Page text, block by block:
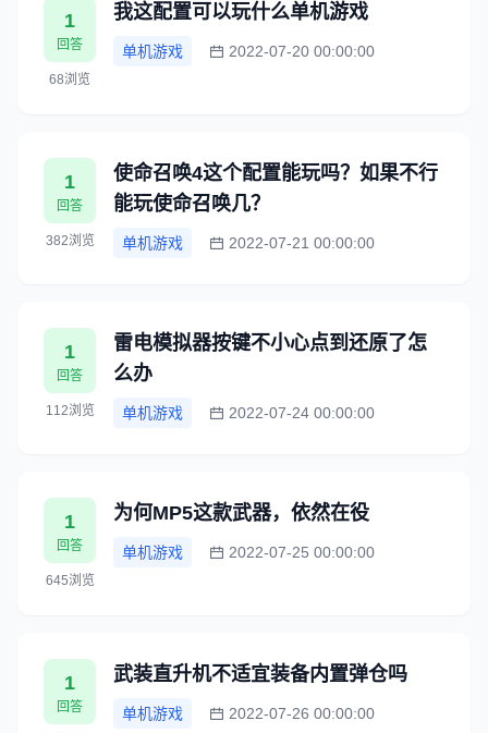
1
回答
68浏览
我这配置可以玩什么单机游戏
单机游戏 2022-07-20 00:00:00
1
回答
382浏览
使命召唤4这个配置能玩吗？如果不行
能玩使命召唤几？
单机游戏 2022-07-21 00:00:00
1
回答
112浏览
雷电模拟器按键不小心点到还原了怎
么办
单机游戏 2022-07-24 00:00:00
1
回答
645浏览
为何MP5这款武器，依然在役
单机游戏 2022-07-25 00:00:00
1
回答
武装直升机不适宜装备内置弹仓吗
单机游戏 2022-07-26 00:00:00